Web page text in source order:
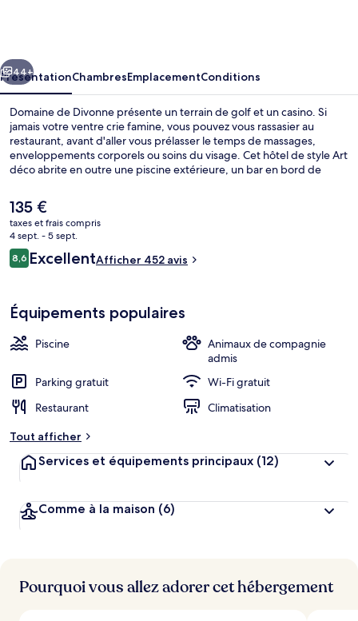
Suivant
44+
PrésentationChambresEmplacementConditions
Domaine de Divonne présente un terrain de golf et un casino. Si
jamais votre ventre crie famine, vous pouvez vous rassasier au
restaurant, avant d'aller vous prélasser le temps de massages,
enveloppements corporels ou soins du visage. Cet hôtel de style Art
déco abrite en outre une piscine extérieure, un bar en bord de
et le personnel attentionné remportent un franc succès auprès des
autres voyageurs.
Le
prix
actuel
est
de
135 €
taxes et frais compris
4 sept. - 5 sept.
Avis
voyageurs
8,68,6 sur 10
ExcellentAfficher 452 avis
Équipements populaires
Piscine
Animaux de compagnie
admis
Parking gratuit
Wi-Fi gratuit
Restaurant
Climatisation
Tout afficher
Services et équipements principaux (12)
Comme à la maison (6)
Pourquoi vous allez adorer cet hébergement